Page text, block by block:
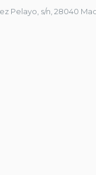
Pelayo, s/n, 28040